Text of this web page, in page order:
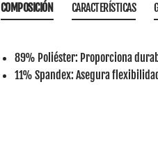
COMPOSICIÓN
89% Poliéster: Proporciona
11% Spandex: Asegura
CARACTERÍSTICAS